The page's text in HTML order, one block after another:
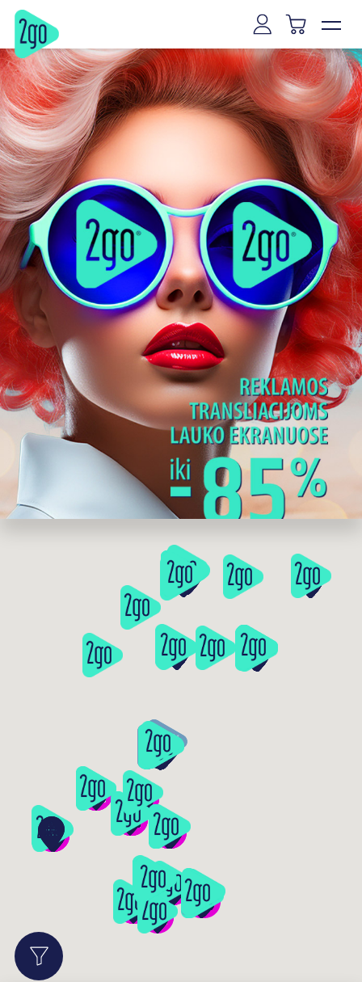
Vilnius Kaunas Klaipėda
Šiauliai Panevėžys
Marijampolė Mažeikiai Alytus
Joniškis Ryga
Talinas Pernu
Narva Kuresarė Viljandis
Rakverė Hapsalu